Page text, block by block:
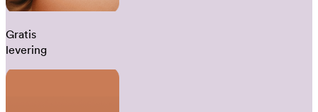
Gratis
levering